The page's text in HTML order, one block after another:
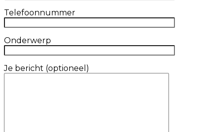
Telefoonnummer
Onderwerp
Je bericht (optioneel)